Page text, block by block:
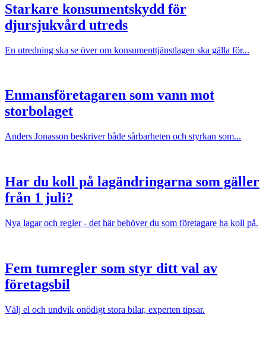
Starkare konsumentskydd för
djursjukvård utreds
En utredning ska se över om konsumenttjänstlagen ska gälla för...
Enmansföretagaren som vann mot
storbolaget
Anders Jonasson beskriver både sårbarheten och styrkan som...
Har du koll på lagändringarna som gäller
från 1 juli?
Nya lagar och regler - det här behöver du som företagare ha koll på.
Fem tumregler som styr ditt val av
företagsbil
Välj el och undvik onödigt stora bilar, experten tipsar.